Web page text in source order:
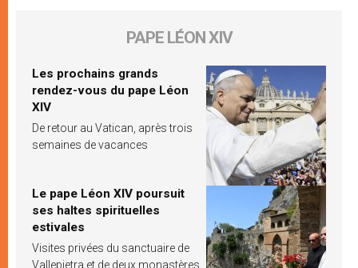
PAPE LÉON XIV
Les prochains grands
rendez-vous du pape Léon
XIV
De retour au Vatican, après trois
semaines de vacances
Le pape Léon XIV poursuit
ses haltes spirituelles
estivales
Visites privées du sanctuaire de
Vallepietra et de deux monastères